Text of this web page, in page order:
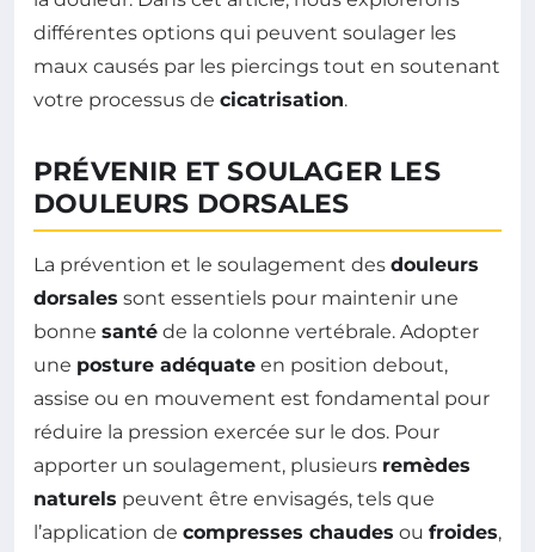
différentes options qui peuvent soulager les
maux causés par les piercings tout en soutenant
votre processus de cicatrisation.
PRÉVENIR ET SOULAGER LES
DOULEURS DORSALES
La prévention et le soulagement des douleurs
dorsales sont essentiels pour maintenir une
bonne santé de la colonne vertébrale. Adopter
une posture adéquate en position debout,
assise ou en mouvement est fondamental pour
réduire la pression exercée sur le dos. Pour
apporter un soulagement, plusieurs remèdes
naturels peuvent être envisagés, tels que
l’application de compresses chaudes ou froides,